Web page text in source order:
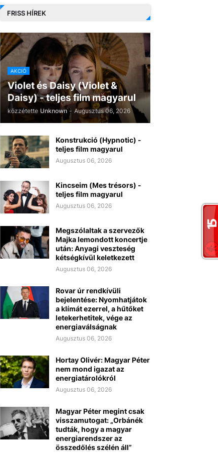
FRISS HÍREK
AKCIÓ
Violet és Daisy (Violet &
Daisy) - teljes film magyarul
közzétette Unknown - Augusztus 06, 2026
Konstrukció (Hypnotic) -
teljes film magyarul
Augusztus 06, 2026
Kincseim (Mes trésors) -
teljes film magyarul
Augusztus 06, 2026
Megszólaltak a szervezők
Majka lemondott koncertje
után: Anyagi veszteség
kétségkívül keletkezett
Augusztus 06, 2026
Rovar úr rendkívüli
bejelentése: Nyomhatjátok
a klímát ezerrel, a hűtőket
letekerhetitek, vége az
energiaválságnak
Augusztus 06, 2026
Hortay Olivér: Magyar Péter
nem mond igazat az
energiatárolókról
Augusztus 06, 2026
Magyar Péter megint csak
visszamutogat: „Orbánék
tudták, hogy a magyar
energiarendszer az
összedőlés szélén áll”